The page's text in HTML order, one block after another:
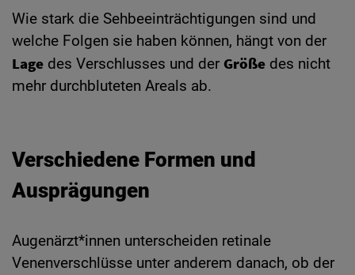
Wie stark die Sehbeeinträchtigungen sind und
welche Folgen sie haben können, hängt von der
Lage des Verschlusses und der Größe des nicht
mehr durchbluteten Areals ab.
Verschiedene Formen und
Ausprägungen
Augenärzt*innen unterscheiden retinale
Venenverschlüsse unter anderem danach, ob der